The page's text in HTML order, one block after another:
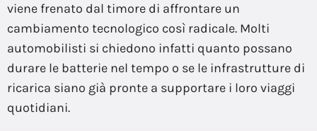
viene frenato dal timore di affrontare un
cambiamento tecnologico così radicale. Molti
automobilisti si chiedono infatti quanto possano
durare le batterie nel tempo o se le infrastrutture di
ricarica siano già pronte a supportare i loro viaggi
quotidiani.